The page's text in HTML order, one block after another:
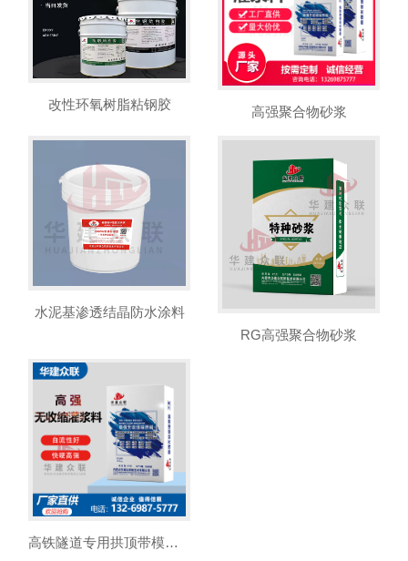
改性环氧树脂粘钢胶 高强聚合物砂浆
水泥基渗透结晶防水涂料
RG高强聚合物砂浆
高铁隧道专用拱顶带模注浆料